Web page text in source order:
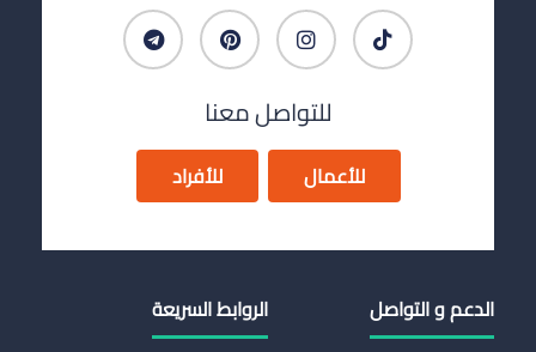
للتواصل معنا
للأعمال للأفراد
الدعم و التواصل الروابط السريعة